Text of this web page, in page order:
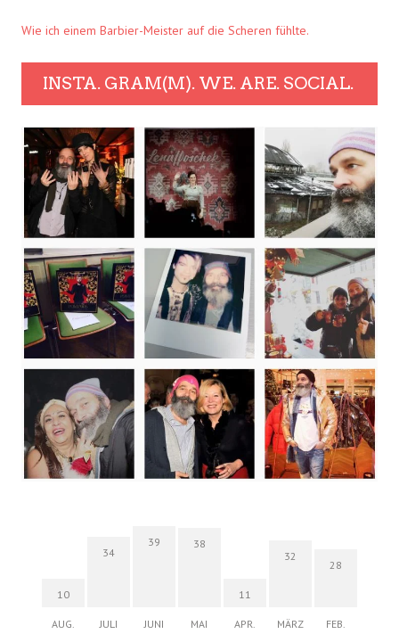
Wie ich einem Barbier-Meister auf die Scheren fühlte.
INSTA. GRAM(M). WE. ARE. SOCIAL.
10
AUG.
34
JULI
39
JUNI
38
MAI
11
APR.
32
MÄRZ
28
FEB.